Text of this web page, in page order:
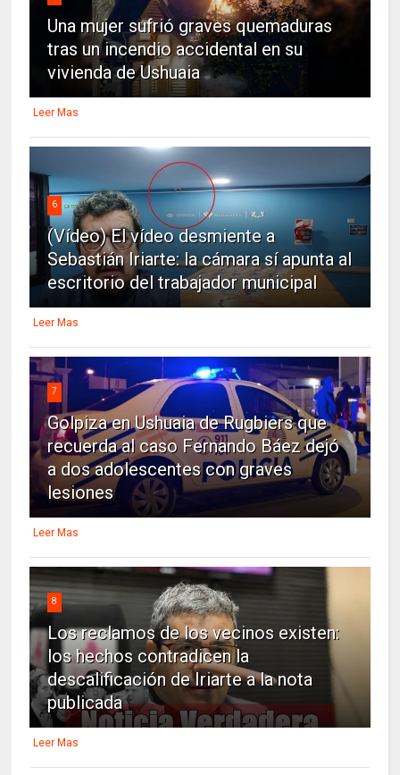
Una mujer sufrió graves quemaduras
tras un incendio accidental en su
vivienda de Ushuaia
Leer Mas
6
(Vídeo) El vídeo desmiente a
Sebastián Iriarte: la cámara sí apunta al
escritorio del trabajador municipal
Leer Mas
7
Golpiza en Ushuaia de Rugbiers que
recuerda al caso Fernando Báez dejó
a dos adolescentes con graves
lesiones
Leer Mas
8
Los reclamos de los vecinos existen:
los hechos contradicen la
descalificación de Iriarte a la nota
publicada
Leer Mas